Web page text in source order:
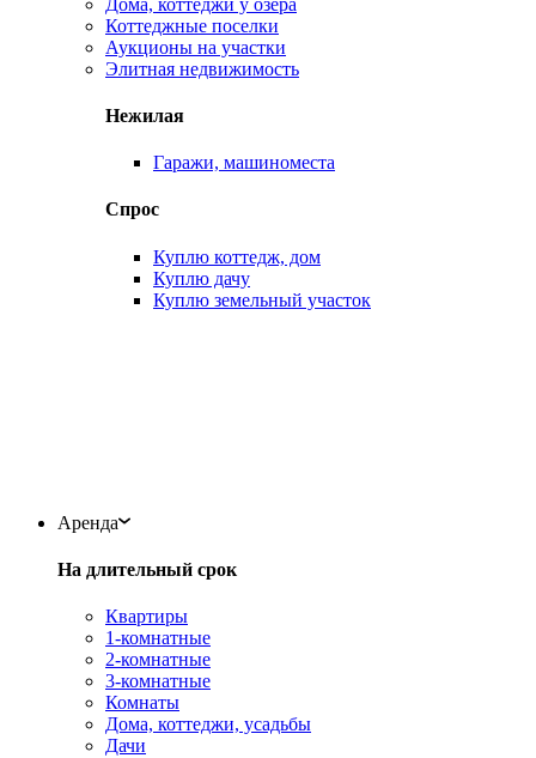
Коттеджные поселки
Аукционы на участки
Элитная недвижимость
Нежилая
Гаражи, машиноместа
Спрос
Куплю коттедж, дом
Куплю дачу
Куплю земельный участок
Аренда
На длительный срок
Квартиры
1-комнатные
2-комнатные
3-комнатные
Комнаты
Дома, коттеджи, усадьбы
Дачи